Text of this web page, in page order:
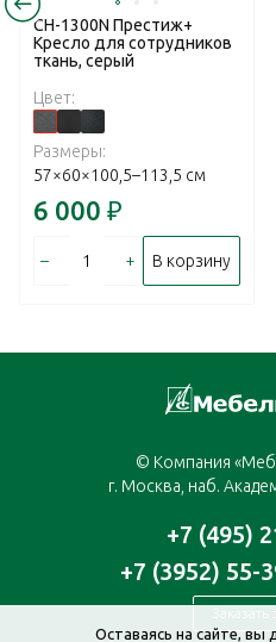
CH-1300N Престиж+
Кресло для сотрудников
ткань, серый
Цвет:
Размеры:
57×60×100,5–113,5 см
6 000 ₽
– + В корзину
© Компания
г. Москва, наб.
+7 (495)
+7 (3952) 55-
Заказать
Оставаясь на сайте, вы